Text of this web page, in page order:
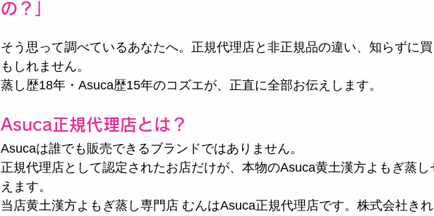
の？」
そう思って調べているあなたへ。正規代理店と非正規品の違い、知らずに
もしれません。
蒸し歴18年・Asuca歴15年のコズエが、正直に全部お伝えします。
Asuca正規代理店とは？
Asucaは誰でも販売できるブランドではありません。
正規代理店として認定されたお店だけが、本物のAsuca黄土漢方よもぎ蒸し
えます。
当店黄土漢方よもぎ蒸し専門店 むんはAsuca正規代理店です。株式会社き